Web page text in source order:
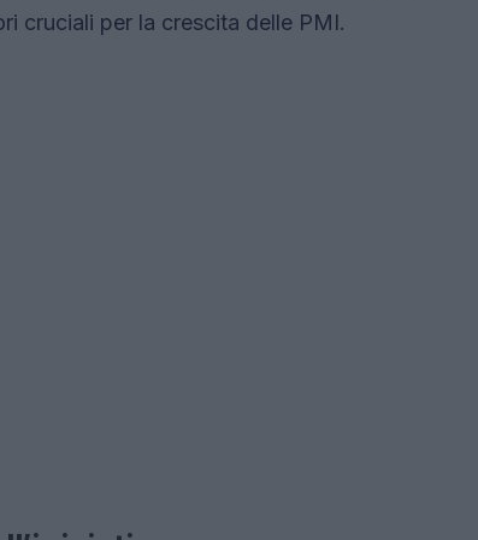
cruciali per la crescita delle PMI.